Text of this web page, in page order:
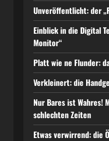
Unveröffentlicht: der
Einblick in die Digital
Monitor“
Platt wie ne Flunder:
Verkleinert: die
Nur Bares ist Wahres!
schlechten Zeiten
Etwas verwirrend: die